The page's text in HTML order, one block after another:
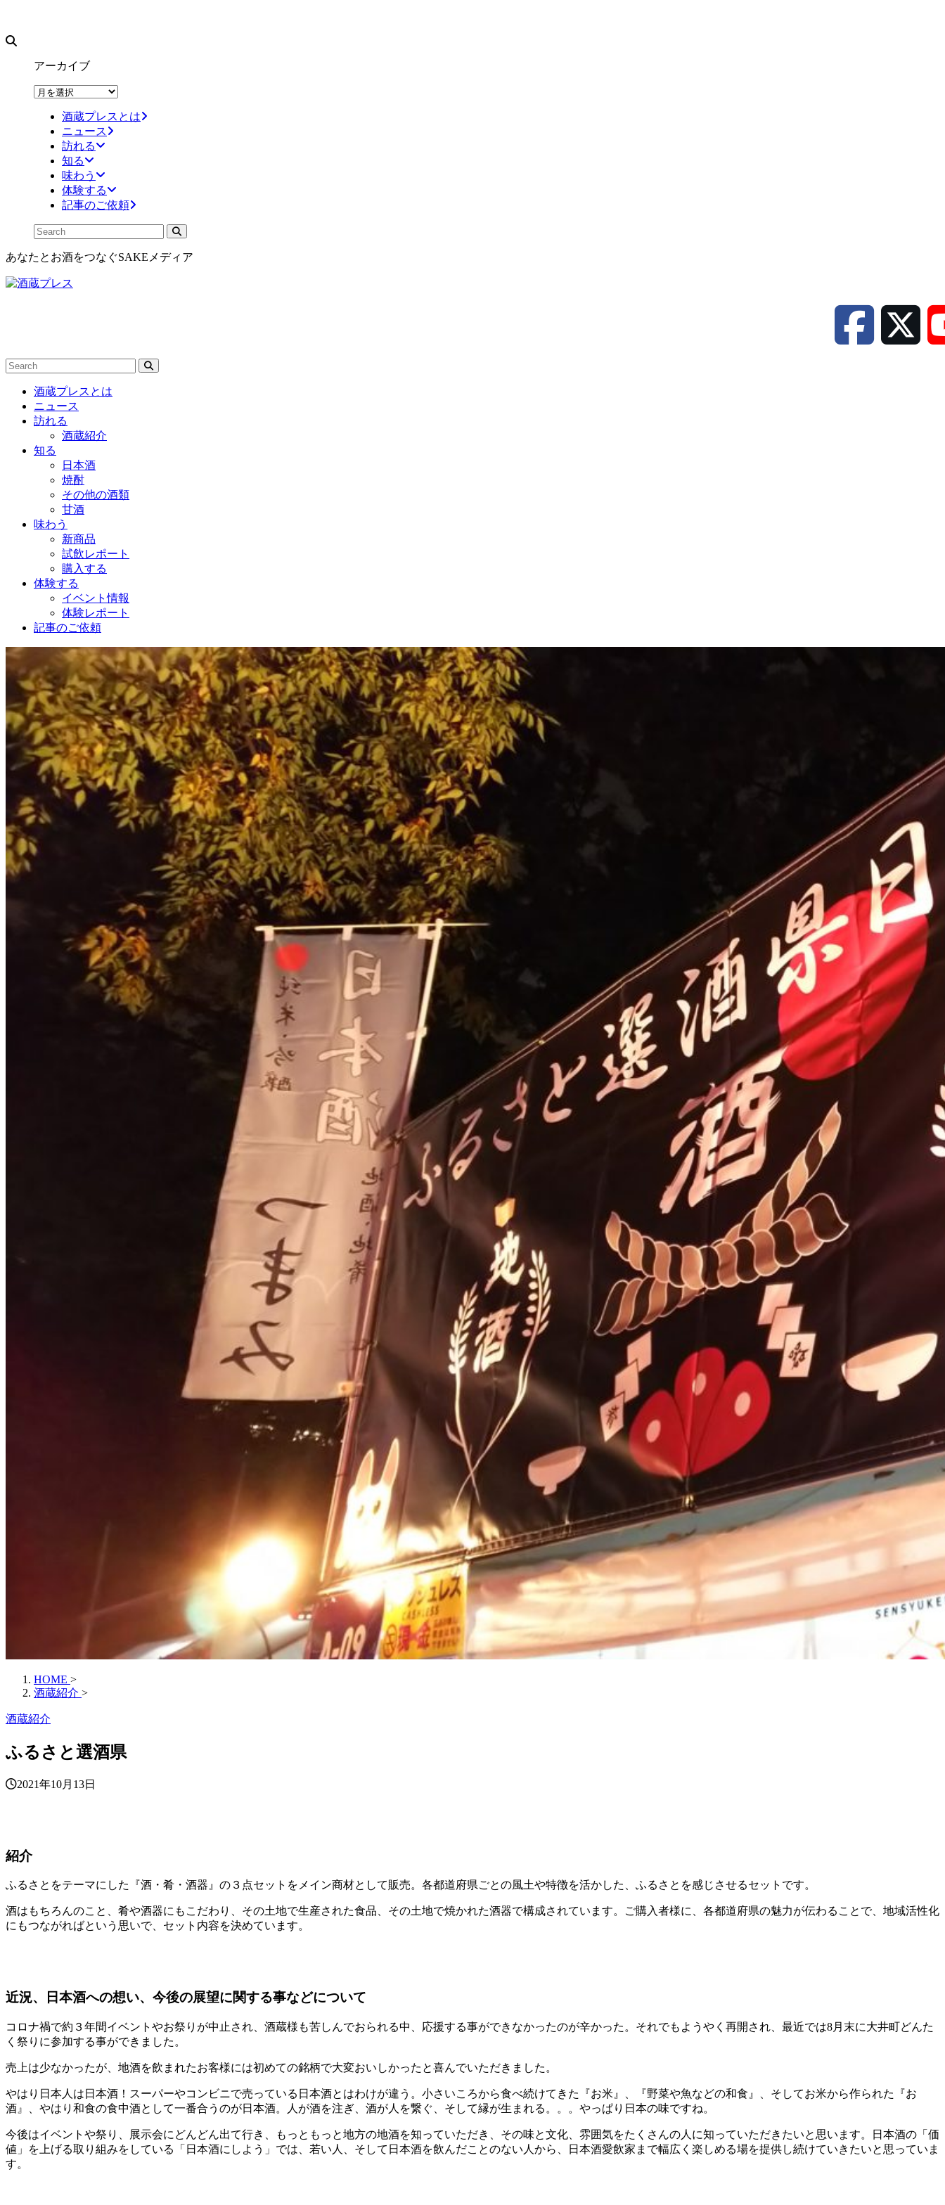
アーカイブ
ア
酒蔵プレスとは
ニュース
訪れる
知る
味わう
体験する
記事のご依頼
あなたとお酒をつなぐSAKEメディア
酒蔵プレスとは
ニュース
訪れる
酒蔵紹介
知る
日本酒
焼酎
その他の酒類
甘酒
味わう
新商品
試飲レポート
購入する
体験する
イベント情報
体験レポート
記事のご依頼
HOME >
酒蔵紹介 >
酒蔵紹介
ふるさと選酒県
2021年10月13日
紹介
ふるさとをテーマにした『酒・肴・酒器』の３点セットをメイン商材として販売。各都道府県ごとの風土や特徴を活かした、ふるさとを感じさせるセットです。
酒はもちろんのこと、肴や酒器にもこだわり、その土地で生産された食品、その土地で焼かれた酒器で構成されています。ご購入者様に、各都道府県の魅力が伝わることで、地域活性化
にもつながればという思いで、セット内容を決めています。
近況、日本酒への想い、今後の展望に関する事などについて
コロナ禍で約３年間イベントやお祭りが中止され、酒蔵様も苦しんでおられる中、応援する事ができなかったのが辛かった。それでもようやく再開され、最近では8月末に大井町どんた
く祭りに参加する事ができました。
売上は少なかったが、地酒を飲まれたお客様には初めての銘柄で大変おいしかったと喜んでいただきました。
やはり日本人は日本酒！スーパーやコンビニで売っている日本酒とはわけが違う。小さいころから食べ続けてきた『お米』、『野菜や魚などの和食』、そしてお米から作られた『お
酒』、やはり和食の食中酒として一番合うのが日本酒。人が酒を注ぎ、酒が人を繋ぐ、そして縁が生まれる。。。やっぱり日本の味ですね。
今後はイベントや祭り、展示会にどんどん出て行き、もっともっと地方の地酒を知っていただき、その味と文化、雰囲気をたくさんの人に知っていただきたいと思います。日本酒の「価
値」を上げる取り組みをしている「日本酒にしよう」では、若い人、そして日本酒を飲んだことのない人から、日本酒愛飲家まで幅広く楽しめる場を提供し続けていきたいと思っていま
す。